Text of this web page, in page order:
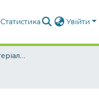
Статистика Увійти
Конференції та матеріали конференцій